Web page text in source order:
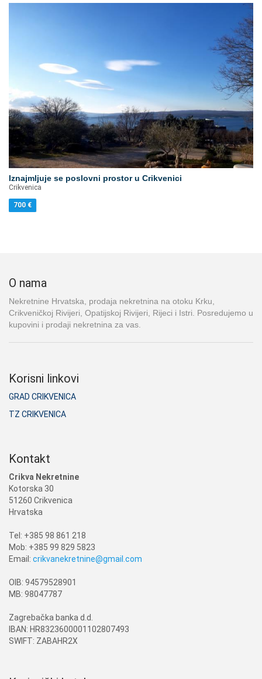
Iznajmljuje se poslovni prostor u Crikvenici
Crikvenica
700 €
O nama
Nekretnine Hrvatska, prodaja nekretnina na otoku Krku,
Crikveničkoj Rivijeri, Opatijskoj Rivijeri, Rijeci i Istri. Posredujemo u
kupovini i prodaji nekretnina za vas.
Korisni linkovi
GRAD CRIKVENICA
TZ CRIKVENICA
Kontakt
Crikva Nekretnine
Kotorska 30
51260 Crikvenica
Hrvatska
Tel: +385 98 861 218
Mob: +385 99 829 5823
Email: crikvanekretnine@gmail.com
OIB: 94579528901
MB: 98047787
Zagrebačka banka d.d.
IBAN: HR8323600001102807493
SWIFT: ZABAHR2X